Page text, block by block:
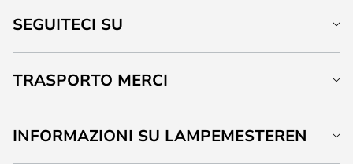
SEGUITECI SU
TRASPORTO MERCI
INFORMAZIONI SU LAMPEMESTEREN